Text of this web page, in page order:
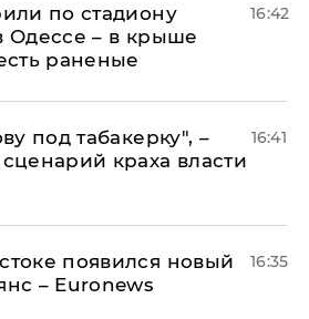
по стадиону
Одессе – в крыше
раненые
16:42
под табакерку", –
краха власти
16:41
появился новый
– Euronews
16:35